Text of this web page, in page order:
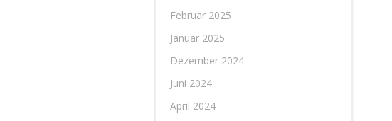
Februar 2025
Januar 2025
Dezember 2024
Juni 2024
April 2024